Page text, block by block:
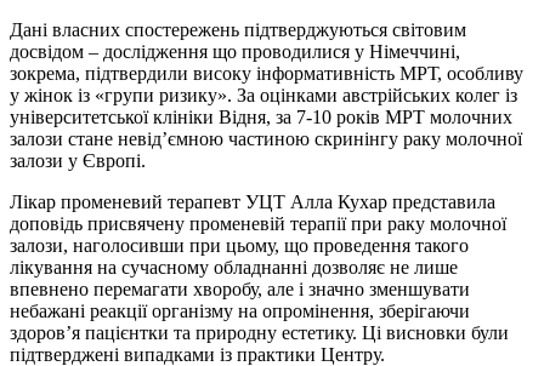
Дані власних спостережень підтверджуються світовим
досвідом – дослідження що проводилися у Німеччині,
зокрема, підтвердили високу інформативність МРТ, особливу
у жінок із «групи ризику». За оцінками австрійських колег із
університетської клініки Відня, за 7-10 років МРТ молочних
залози стане невід’ємною частиною скринінгу раку молочної
залози у Європі.
Лікар променевий терапевт УЦТ Алла Кухар представила
доповідь присвячену променевій терапії при раку молочної
залози, наголосивши при цьому, що проведення такого
лікування на сучасному обладнанні дозволяє не лише
впевнено перемагати хворобу, але і значно зменшувати
небажані реакції організму на опромінення, зберігаючи
здоров’я пацієнтки та природну естетику. Ці висновки були
підтверджені випадками із практики Центру.